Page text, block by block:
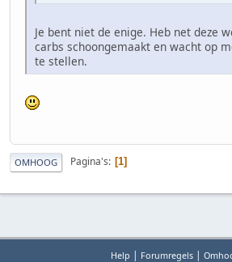
Je bent niet de enige. Heb net deze
carbs schoongemaakt en wacht op
te stellen.
OMHOOG Pagina's 1
Help | Forumregels|